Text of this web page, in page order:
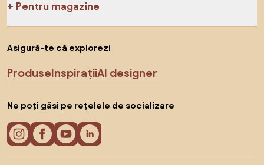
Pentru magazine
Asigură-te că explorezi
ProduseInspirațiiAI designer
Ne poți găsi pe rețelele de socializare